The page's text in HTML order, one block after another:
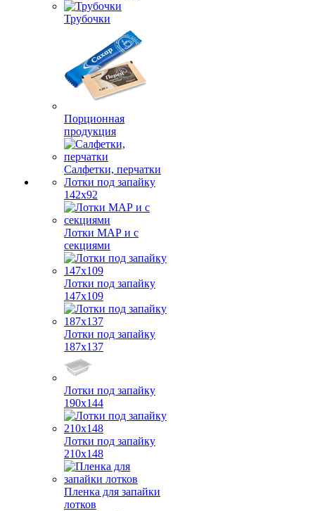
Трубочки
Порционная
продукция
Салфетки, перчатки
Лотки под запайку
142х92
Лотки МАР и с
секциями
Лотки под запайку
147х109
Лотки под запайку
187х137
Лотки под запайку
190х144
Лотки под запайку
210х148
Пленка для запайки
лотков